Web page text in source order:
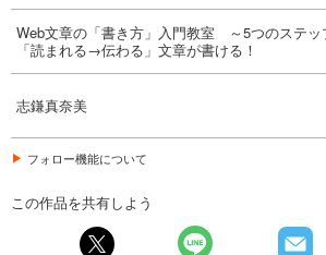
Web文章の「書き方」入門教室 ～5つのステッ
「読まれる→伝わる」文章が書ける！
志鎌真奈美
フォロー機能について
この作品を共有しよう